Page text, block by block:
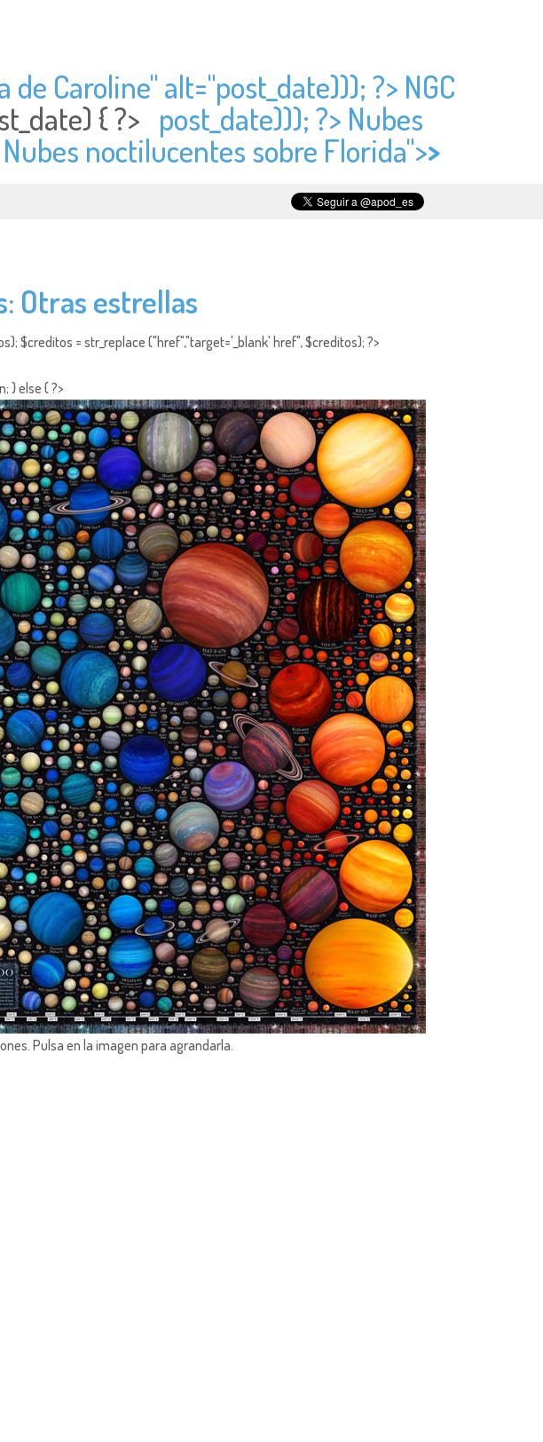
de Caroline" alt="post_date))); ?> NGC
{ ?> post_date))); ?> Nubes
noctilucentes sobre Florida">>
Otras estrellas
= str_replace ("href","target='_blank' href", $creditos); ?>
} else { ?>
Pulsa en la imagen para agrandarla.